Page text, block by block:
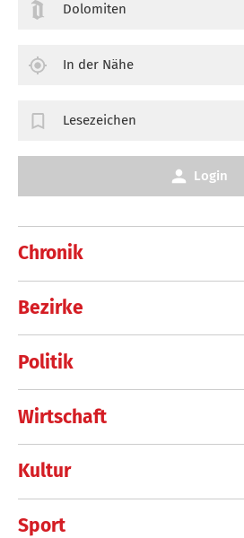
Chronik
Bezirke
Politik
Wirtschaft
Kultur
Sport
Dolomiten
In der Nähe
Lesezeichen
Login